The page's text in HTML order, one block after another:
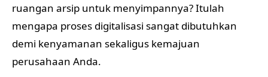
ruangan arsip untuk menyimpannya? Itulah
mengapa proses digitalisasi sangat dibutuhkan
demi kenyamanan sekaligus kemajuan
perusahaan Anda.